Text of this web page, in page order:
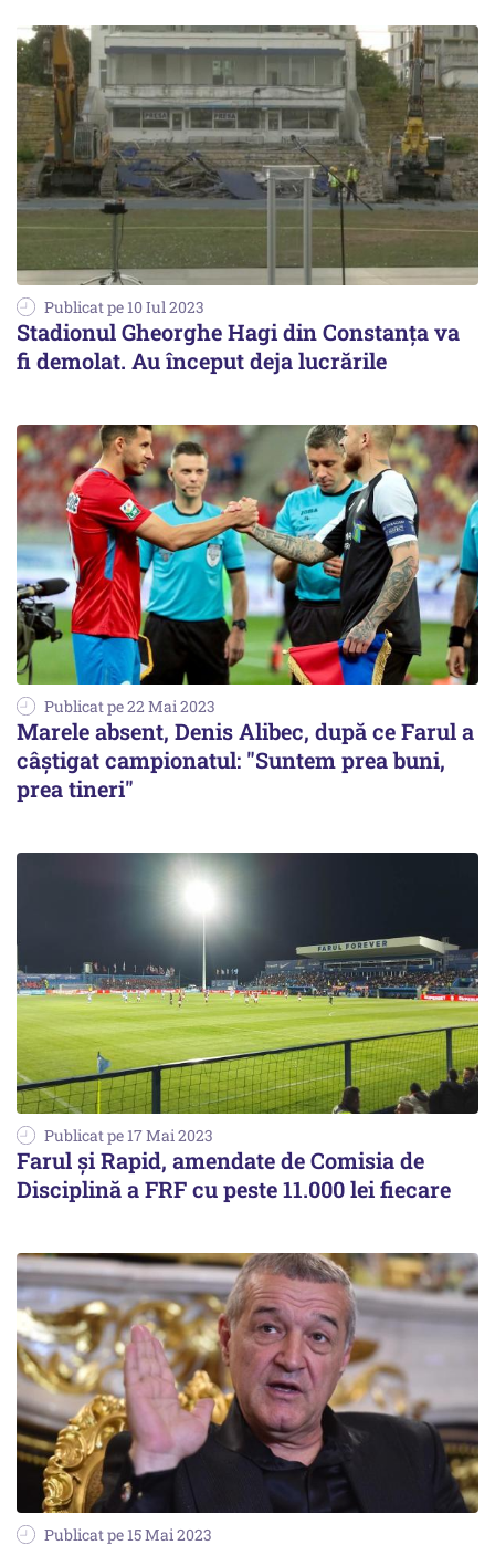
Publicat pe 10 Iul 2023
Stadionul Gheorghe Hagi din Constanţa va
fi demolat. Au început deja lucrările
Publicat pe 22 Mai 2023
Marele absent, Denis Alibec, după ce Farul a
câștigat campionatul: "Suntem prea buni,
prea tineri"
Publicat pe 17 Mai 2023
Farul şi Rapid, amendate de Comisia de
Disciplină a FRF cu peste 11.000 lei fiecare
Publicat pe 15 Mai 2023